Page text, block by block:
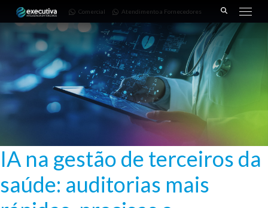
3668-
7782
Pinhais
– PR
Comercial Atendimento a Fornecedores
IA na gestão de terceiros da
saúde: auditorias mais